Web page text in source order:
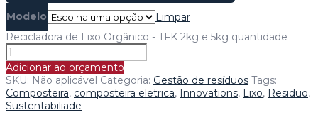
Modelo
Limpar
Recicladora de Lixo Orgânico - TFK 2kg e 5kg quantidade
Adicionar ao orçamento
SKU: Não aplicável Categoria: Gestão de resíduos Tags:
Composteira, composteira eletrica, Innovations, Lixo, Residuo,
Sustentabiliade